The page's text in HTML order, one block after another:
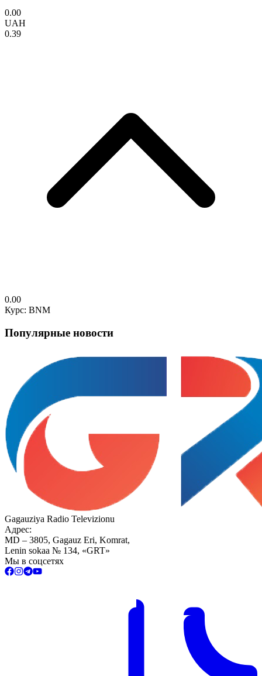
0.00
UAH
0.39
0.00
Курс: BNM
Популярные новости
Gagauziya Radio Televizionu
Адрес:
MD – 3805, Gagauz Eri, Komrat,
Lenin sokaa № 134, «GRT»
Мы в соцсетях